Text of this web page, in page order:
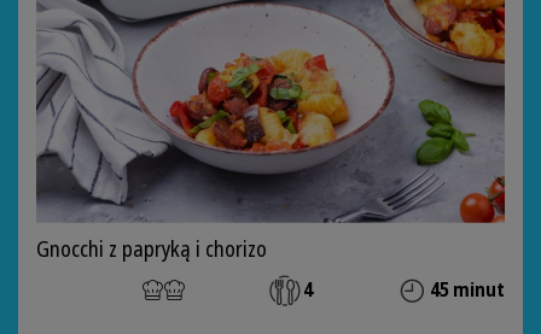
Gnocchi z papryką i chorizo
4 45 minut